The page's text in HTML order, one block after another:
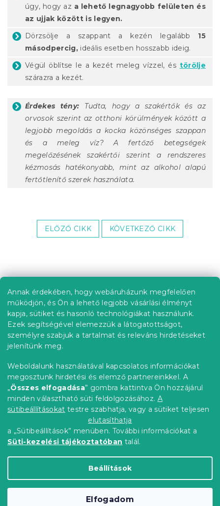
Annak érdekében, hogy webáruházunk megfelelően
működjön, és Ön a lehető legjobb vásárlási élményt
kapja, sütiket és hasonló technológiákat használunk.
Ezek segítségével elemezzük a látogatottságot,
személyre szabjuk a tartalmat és releváns hirdetéseket
jelenítünk meg.
Weboldalunk használatával kapcsolatos információkat
megosztunk hirdetési és elemző partnereinkkel. A
„Összes elfogadása” gombra kattintva Ön hozzájárul
minden választható süti feldolgozásához. A
sütibeállításokat testre szabhatja, vagy a sütiket teljesen
elutasíthatja
a „Sütibeállítások” menüben. További információkat a
Süti-kezelési tájékoztatóban talál.
Beállítások
Elfogadom
úgy, hogy az a lehető legnagyobb felületen és
az ujjak között is legyen.
Dörzsölje a szappant a kezén legalább 15
másodpercig, ideális esetben hosszabb ideig.
Végül öblítse le a kezét meleg vízzel, és törölje
szárazra a kezét.
Érdekes tény: Tudta, hogy a szakértők és az
orvosok szerint az otthoni körülmények között a
legjobb megoldás a kocka közönséges szappan
és a meleg víz? A fertőző betegségek
megelőzésének szakértői szerint a rendszeres
kézmosás hatékonyabb, mint az alkohol alapú
fertőtlenítő szerek használata.
ELŐZŐ CIKK KÖVETKEZŐ CIKK
á
Információ az Ön számára
Rendelés követése
Szállítási lehetőségek
Fizetési lehetőségek
Reklamáció és áruvisszaküldés
Elérhetőség
Általános szerződési feltételek
Adatvédelmi nyilatkozat
Blog
Partnereinknek
Copyright 2026Elerheto otthon. Minden jog
Süti beállítások szerkesztése